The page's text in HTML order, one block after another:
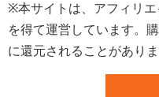
※本サイトは、アフィリ
を得て運営しています。
に還元されることがありま